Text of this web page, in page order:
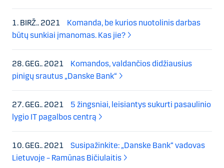
1. BIRŽ.. 2021
Komanda, be kurios nuotolinis darbas
būtų sunkiai įmanomas. Kas jie?
28. GEG.. 2021
Komandos, valdančios didžiausius
pinigų srautus „Danske Bank“
27. GEG.. 2021
5 žingsniai, leisiantys sukurti pasaulinio
lygio IT pagalbos centrą
10. GEG.. 2021
Susipažinkite: „Danske Bank“ vadovas
Lietuvoje – Ramūnas Bičiulaitis